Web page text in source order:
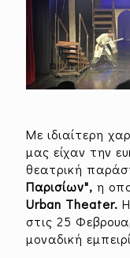
Με ιδιαίτερη
μας είχαν την
θεατρική
Παρισίων", η
Urban Theater.
στις 25
μοναδική